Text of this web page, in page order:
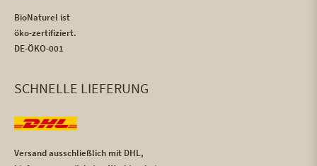
BioNaturel ist
öko-zertifiziert.
DE-ÖKO-001
SCHNELLE LIEFERUNG
Versand ausschließlich mit DHL,